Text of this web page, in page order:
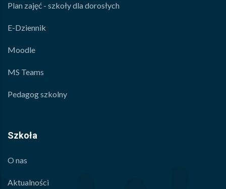
Plan zajęć - szkoły dla dorosłych
E-Dziennik
Moodle
MS Teams
Pedagog szkolny
Szkoła
O nas
Aktualności